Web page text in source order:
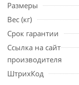
Размеры
Вес (кг)
Срок гарантии
Ссылка на сайт
производителя
ШтрихКод